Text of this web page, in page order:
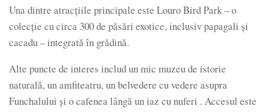
Una dintre atracțiile principale este Louro Bird Park – o
colecție cu circa 300 de păsări exotice, inclusiv papagali și
cacadu – integrată în grădină.
Alte puncte de interes includ un mic muzeu de istorie
naturală, un amfiteatru, un belvedere cu vedere asupra
Funchalului și o cafenea lângă un iaz cu nuferi . Accesul este